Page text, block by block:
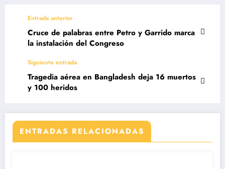
Entrada anterior
Cruce de palabras entre Petro y Garrido marca
la instalación del Congreso
Siguiente entrada
Tragedia aérea en Bangladesh deja 16 muertos
y 100 heridos
ENTRADAS RELACIONADAS